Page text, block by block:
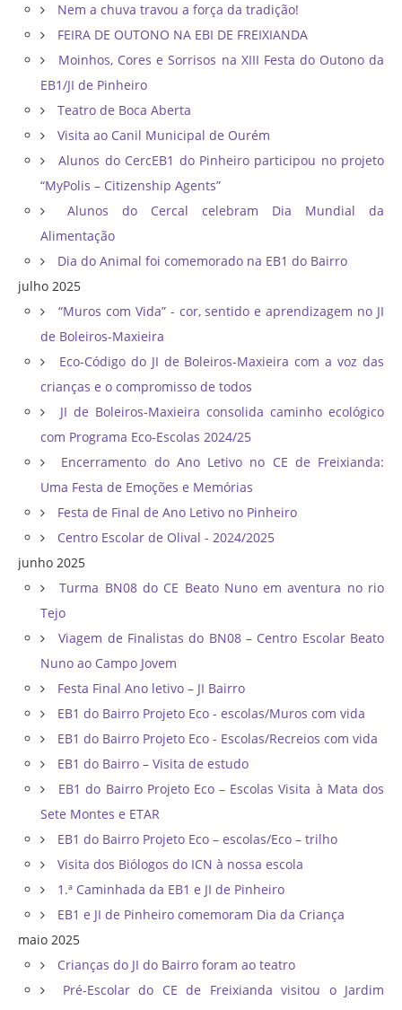
Nem a chuva travou a força da tradição!
FEIRA DE OUTONO NA EBI DE FREIXIANDA
Moinhos, Cores e Sorrisos na XIII Festa do Outono da
EB1/JI de Pinheiro
Teatro de Boca Aberta
Visita ao Canil Municipal de Ourém
Alunos do CercEB1 do Pinheiro participou no projeto
“MyPolis – Citizenship Agents”
Alunos do Cercal celebram Dia Mundial da
Alimentação
Dia do Animal foi comemorado na EB1 do Bairro
julho 2025
“Muros com Vida” - cor, sentido e aprendizagem no JI
de Boleiros-Maxieira
Eco-Código do JI de Boleiros-Maxieira com a voz das
crianças e o compromisso de todos
JI de Boleiros-Maxieira consolida caminho ecológico
com Programa Eco-Escolas 2024/25
Encerramento do Ano Letivo no CE de Freixianda:
Uma Festa de Emoções e Memórias
Festa de Final de Ano Letivo no Pinheiro
Centro Escolar de Olival - 2024/2025
junho 2025
Turma BN08 do CE Beato Nuno em aventura no rio
Tejo
Viagem de Finalistas do BN08 – Centro Escolar Beato
Nuno ao Campo Jovem
Festa Final Ano letivo – JI Bairro
EB1 do Bairro Projeto Eco - escolas/Muros com vida
EB1 do Bairro Projeto Eco - Escolas/Recreios com vida
EB1 do Bairro – Visita de estudo
EB1 do Bairro Projeto Eco – Escolas Visita à Mata dos
Sete Montes e ETAR
EB1 do Bairro Projeto Eco – escolas/Eco – trilho
Visita dos Biólogos do ICN à nossa escola
1.ª Caminhada da EB1 e JI de Pinheiro
EB1 e JI de Pinheiro comemoram Dia da Criança
maio 2025
Crianças do JI do Bairro foram ao teatro
Pré-Escolar do CE de Freixianda visitou o Jardim